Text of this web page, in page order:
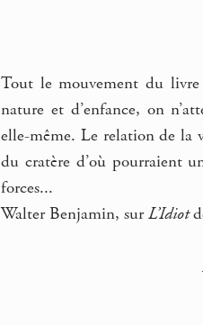
Tout le mouvement du
nature et d’enfance, on
elle-même. Le relation de la
du cratère d’où pourraient
forces...
Walter Benjamin, surL’Idiot